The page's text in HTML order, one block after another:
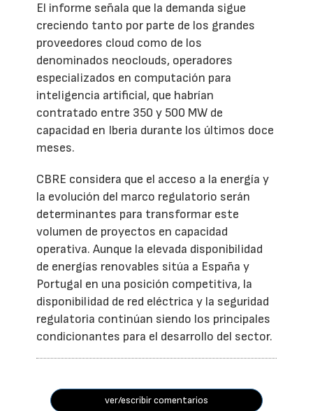
El informe señala que la demanda sigue
creciendo tanto por parte de los grandes
proveedores cloud como de los
denominados neoclouds, operadores
especializados en computación para
inteligencia artificial, que habrían
contratado entre 350 y 500 MW de
capacidad en Iberia durante los últimos doce
meses.
CBRE considera que el acceso a la energía y
la evolución del marco regulatorio serán
determinantes para transformar este
volumen de proyectos en capacidad
operativa. Aunque la elevada disponibilidad
de energías renovables sitúa a España y
Portugal en una posición competitiva, la
disponibilidad de red eléctrica y la seguridad
regulatoria continúan siendo los principales
condicionantes para el desarrollo del sector.
ver/escribir comentarios